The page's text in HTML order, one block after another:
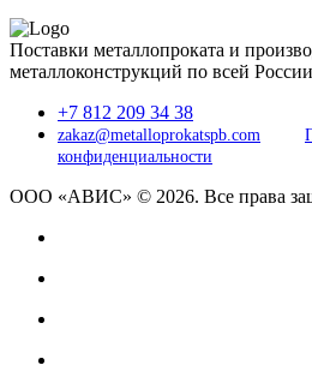
Поставки металлопроката и
металлоконструкций по всей России
+7 812 209 34 38
zakaz@metalloprokatspb.com
конфиденциальности
ООО «АВИС» © 2026. Все права